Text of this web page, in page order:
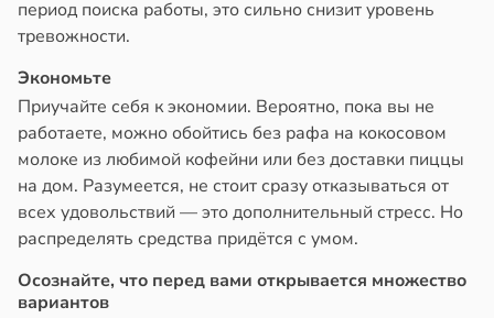
период поиска работы, это сильно снизит уровень
тревожности.
Экономьте
Приучайте себя к экономии. Вероятно, пока вы не
работаете, можно обойтись без рафа на кокосовом
молоке из любимой кофейни или без доставки пиццы
на дом. Разумеется, не стоит сразу отказываться от
всех удовольствий — это дополнительный стресс. Но
распределять средства придётся с умом.
Осознайте, что перед вами открывается множество
вариантов